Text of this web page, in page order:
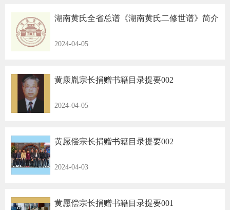
湖南黄氏全省总谱《湖南黄氏二修世谱》简介
2024-04-05
黄康胤宗长捐赠书籍目录提要002
2024-04-05
黄愿偿宗长捐赠书籍目录提要002
2024-04-03
黄愿偿宗长捐赠书籍目录提要001